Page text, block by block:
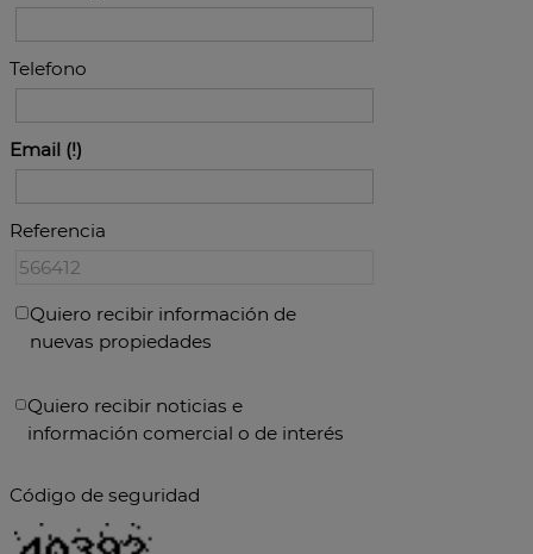
Telefono
Email
Referencia
Quiero recibir información de
nuevas propiedades
Quiero recibir noticias e
información comercial o de interés
Código de seguridad